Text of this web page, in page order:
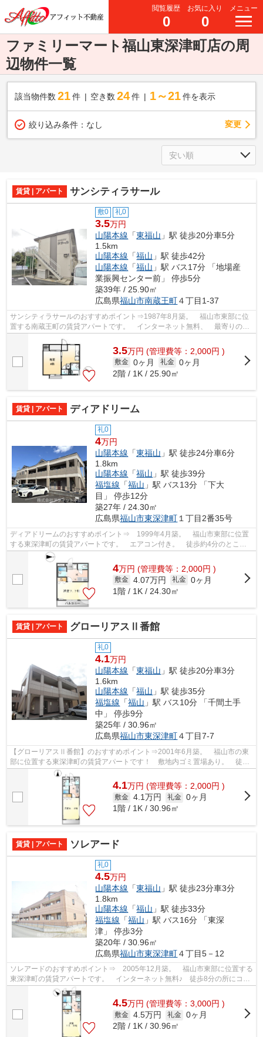
閲覧履歴
0
お気に入り
0
メニュー
ファミリーマート福山東深津町店の周
辺物件一覧
該当物件数 21件 空き数 24 件 1～21 件を表示
絞り込み条件： なし 変更
賃貸 | アパート サンシティラサール
敷0 礼0
3.5万円
山陽本線 「東福山 」駅 徒歩20分車5分
1.5km
山陽本線 「福山 」駅 徒歩42分
山陽本線 「福山 」駅 バス17分 「地場産
業振興センター前」 停歩5分
築39年 / 25.90㎡
広島県福山市南蔵王町４丁目1-37
サンシティラサールのおすすめポイント⇒1987年8月築。 福山市東部に位
置する南蔵王町の賃貸アパートです。 インターネット無料、 最寄りのコ
3.5万円 (管理費等：2,000円 )
敷金 0ヶ月 礼金 0ヶ月
2階 / 1K / 25.90㎡
賃貸 | アパート ディアドリーム
礼0
4万円
山陽本線 「東福山 」駅 徒歩24分車6分
1.8km
山陽本線 「福山 」駅 徒歩39分
福塩線 「福山 」駅 バス13分 「下大
目」 停歩12分
築27年 / 24.30㎡
広島県福山市東深津町 １丁目2番35号
ディアドリームのおすすめポイント⇒ 1999年4月築。 福山市東部に位置
する東深津町の賃貸アパートです。 エアコン付き。 徒歩約4分のところ
にドラッグストアがあります！最寄りのコ...
4万円 (管理費等：2,000円 )
敷金 4.07万円 礼金 0ヶ月
1階 / 1K / 24.30㎡
賃貸 | アパート グローリアスⅡ番館
礼0
4.1万円
山陽本線 「東福山 」駅 徒歩20分車3分
1.6km
山陽本線 「福山 」駅 徒歩35分
福塩線 「福山 」駅 バス10分 「千間土手
中」 停歩9分
築25年 / 30.96㎡
広島県福山市東深津町４丁目7-7
【グローリアスⅡ番館】のおすすめポイント⇒2001年6月築。 福山市の東
部に位置する東深津町の賃貸アパートです！ 敷地内ゴミ置場あり。 徒歩
約5分のところにコンビニエンスストア、...
4.1万円 (管理費等：2,000円 )
敷金 4.1万円 礼金 0ヶ月
1階 / 1K / 30.96㎡
賃貸 | アパート ソレアード
礼0
4.5万円
山陽本線 「東福山 」駅 徒歩23分車3分
1.8km
山陽本線 「福山 」駅 徒歩33分
福塩線 「福山 」駅 バス16分 「東深
津」 停歩3分
築20年 / 30.96㎡
広島県福山市東深津町４丁目5－12
ソレアードのおすすめポイント⇒ 2005年12月築。 福山市東部に位置する
東深津町の賃貸アパートです。 インターネット無料♪ 徒歩8分の所にコン
ビニエンスストアがあり、急なお買物に...
4.5万円 (管理費等：3,000円 )
敷金 4.5万円 礼金 0ヶ月
2階 / 1K / 30.96㎡